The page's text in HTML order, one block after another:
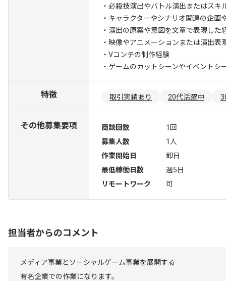
・必殺技演出やバトル演出またはス
・キャラクターやシナリオ関連の企画
・演出の原案や意図を文章で表現した
・映像やアニメーションまたは演出表
・Vコンテの制作経験
・ゲームのカットシーンやイベントシ
特徴 取引実績あり 20代活躍中
その他募集要項 商談回数
1回
募集人数
1人
作業開始日
即日
最低稼働日数
週5日
リモートワーク
可
担当者からのコメント
メディア事業とソーシャルゲーム事業を展開する
有名企業での作業になります。